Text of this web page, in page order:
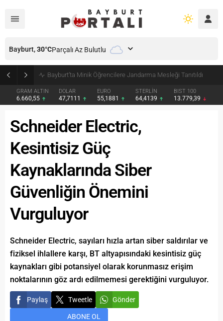
Bayburt’ta Minik Öğrencilere Jandarma Mesleği Tanıtıldı
GRAM ALTIN
6.660,55
DOLAR
47,7111
EURO
55,1881
STERLİN
64,4139
BIST 100
13.779,39
Bayburt,30°CParçalı Az Bulutlu
Schneider Electric,
Kesintisiz Güç
Kaynaklarında Siber
Güvenliğin Önemini
Vurguluyor
Schneider Electric, sayıları hızla artan siber saldırılar ve
fiziksel ihlallere karşı, BT altyapısındaki kesintisiz güç
kaynakları gibi potansiyel olarak korunmasız erişim
noktalarının göz ardı edilmemesi gerektiğini vurguluyor.
Paylaş Tweetle Gönder
ABONE OL